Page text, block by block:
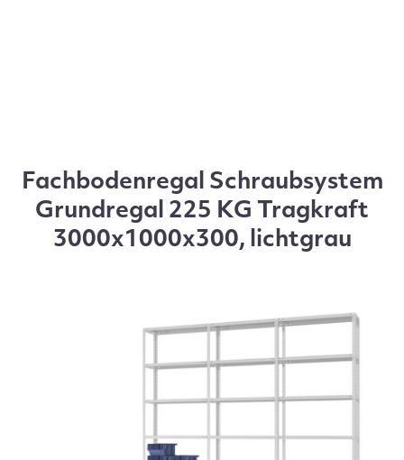
Fachbodenregal Schraubsystem
Grundregal 225 KG Tragkraft
3000x1000x300, lichtgrau